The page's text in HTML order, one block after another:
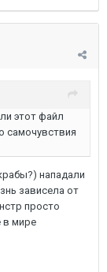
этот файл
самочувствия
нападали
зависела от
просто
в мире